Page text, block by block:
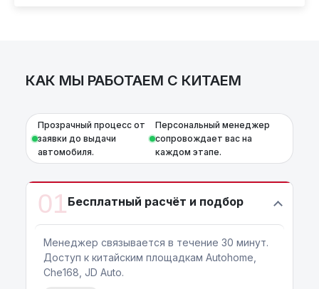
КАК МЫ РАБОТАЕМ С КИТАЕМ
Прозрачный процесс от
заявки до выдачи
автомобиля.
Персональный менеджер
сопровождает вас на
каждом этапе.
01Бесплатный расчёт и подбор
Менеджер связывается в течение 30 минут.
Доступ к китайским площадкам Autohome,
Che168, JD Auto.